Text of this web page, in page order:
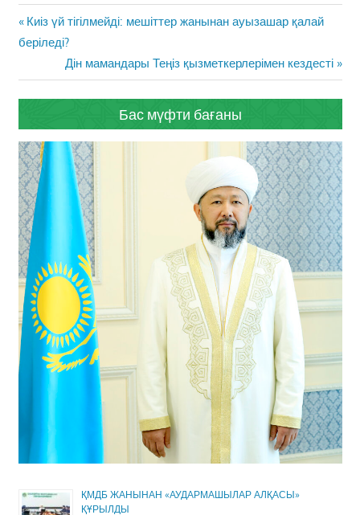
Жазба
навигациясы
Previous
Post:
Киіз үй тігілмейді: мешіттер жанынан ауызашар қалай
беріледі?
Next
Post:
Дін мамандары Теңіз қызметкерлерімен кездесті
Бас мүфти бағаны
ҚМДБ ЖАНЫНАН «АУДАРМАШЫЛАР АЛҚАСЫ»
ҚҰРЫЛДЫ